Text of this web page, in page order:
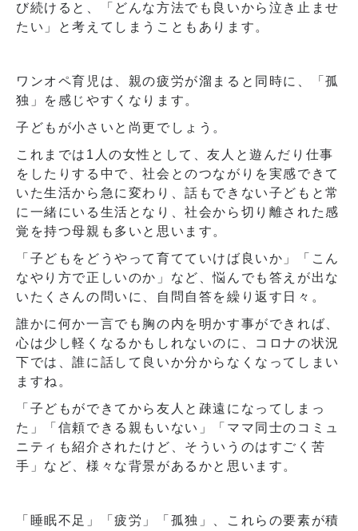
び続けると、「どんな方法でも良いから泣き止ませ
たい」と考えてしまうこともあります。
ワンオペ育児は、親の疲労が溜まると同時に、「孤
独」を感じやすくなります。
子どもが小さいと尚更でしょう。
これまでは1人の女性として、友人と遊んだり仕事
をしたりする中で、社会とのつながりを実感できて
いた生活から急に変わり、話もできない子どもと常
に一緒にいる生活となり、社会から切り離された感
覚を持つ母親も多いと思います。
「子どもをどうやって育てていけば良いか」「こん
なやり方で正しいのか」など、悩んでも答えが出な
いたくさんの問いに、自問自答を繰り返す日々。
誰かに何か一言でも胸の内を明かす事ができれば、
心は少し軽くなるかもしれないのに、コロナの状況
下では、誰に話して良いか分からなくなってしまい
ますね。
「子どもができてから友人と疎遠になってしまっ
た」「信頼できる親もいない」「ママ同士のコミュ
ニティも紹介されたけど、そういうのはすごく苦
手」など、様々な背景があるかと思います。
「睡眠不足」「疲労」「孤独」、これらの要素が積